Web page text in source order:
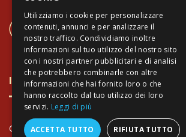
CONTATTACI
+39 337 689965
Imballaggio verde e sicuro
Copyright Arte Toscana© - P.IVA 02034940474
Utilizziamo i cookie per personalizzare
contenuti, annunci e per analizzare il
nostro traffico. Condividiamo inoltre
informazioni sul tuo utilizzo del nostro sito
con i nostri partner pubblicitari e di analisi
che potrebbero combinarle con altre
informazioni che hai fornito loro o che
hanno raccolto dal tuo utilizzo dei loro
servizi. Leggi di più
ACCETTA TUTTO RIFIUTA TUTTO